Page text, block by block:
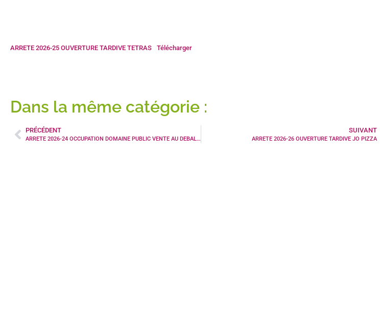
ARRETE 2026-25 OUVERTURE TARDIVE TETRAS Télécharger
Dans la même catégorie :
PRÉCÉDENT
ARRETE 2026-24 OCCUPATION DOMAINE PUBLIC VENTE AU DEBALLAGE
SUIVANT
ARRETE 2026-26 OUVERTURE TARDIVE JO PIZZA